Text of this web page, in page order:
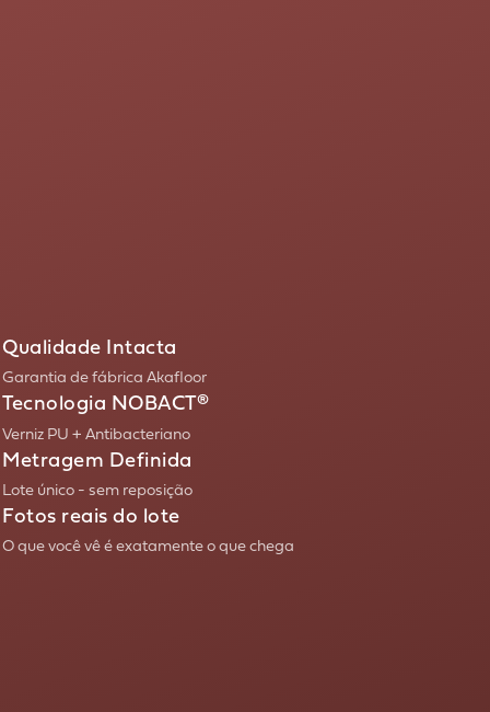
Qualidade Intacta
Garantia de fábrica Akafloor
Tecnologia NOBACT®
Verniz PU + Antibacteriano
Metragem Definida
Lote único - sem reposição
Fotos reais do lote
O que você vê é exatamente o que chega